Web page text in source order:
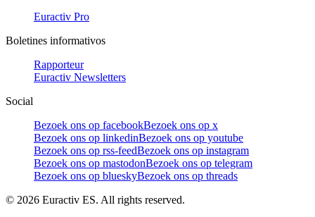
Euractiv Pro
Boletines informativos
Rapporteur
Euractiv Newsletters
Social
Bezoek ons op facebookBezoek ons op x
Bezoek ons op linkedinBezoek ons op youtube
Bezoek ons op rss-feedBezoek ons op instagram
Bezoek ons op mastodonBezoek ons op telegram
Bezoek ons op blueskyBezoek ons op threads
© 2026 Euractiv ES. All rights reserved.